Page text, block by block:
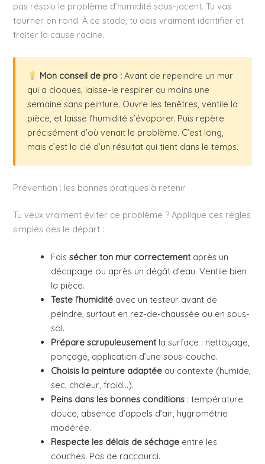
pas résolu le problème d’humidité sous-jacent. Tu vas
tourner en rond. À ce stade, tu dois vraiment identifier et
traiter la cause racine.
Mon conseil de pro : Avant de repeindre un mur
qui a cloques, laisse-le respirer au moins une
semaine sans peinture. Ouvre les fenêtres, ventile la
pièce, et laisse l’humidité s’évaporer. Puis repère
précisément d’où venait le problème. C’est long,
mais c’est la clé d’un résultat qui tient dans le temps.
Prévention : les bonnes pratiques à retenir
Tu veux vraiment éviter ce problème ? Applique ces règles
simples dès le départ :
Faissécher ton mur correctement après un
décapage ou après un dégât d’eau. Ventile bien
la pièce.
Teste l’humidité avec un testeur avant de
peindre, surtout en rez-de-chaussée ou en sous-
sol.
Prépare scrupuleusement la surface : nettoyage,
ponçage, application d’une sous-couche.
Choisis la peinture adaptée au contexte (humide,
sec, chaleur, froid…).
Peins dans les bonnes conditions : température
douce, absence d’appels d’air, hygrométrie
modérée.
Respecte les délais de séchage entre les
couches. Pas de raccourci.